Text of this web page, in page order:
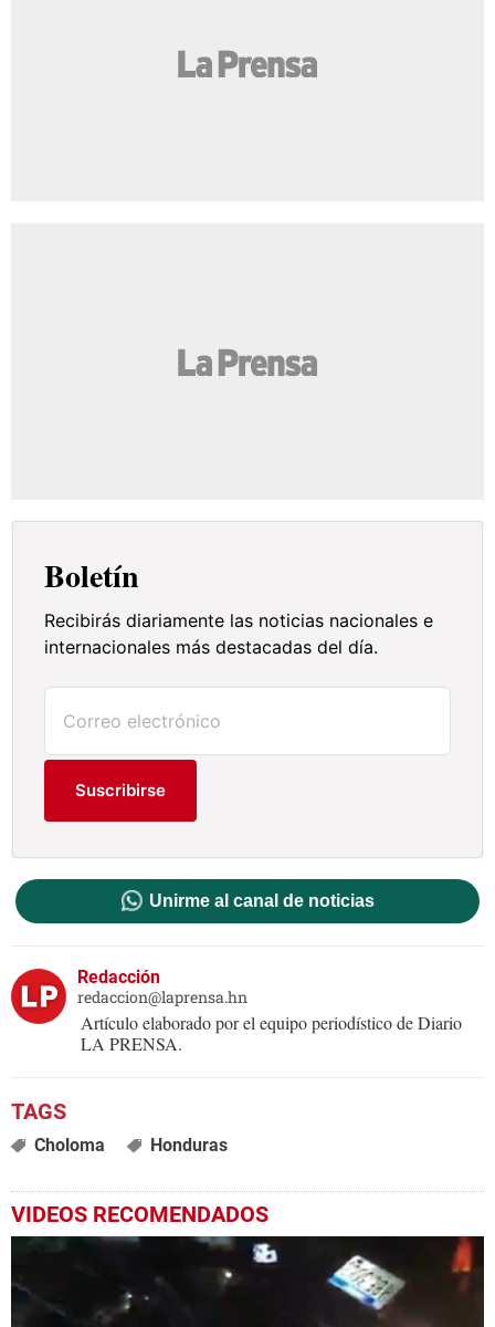
Boletín
Recibirás diariamente las noticias nacionales e
internacionales más destacadas del día.
Suscribirse
Unirme al canal de noticias
Redacción
redaccion@laprensa.hn
Artículo elaborado por el equipo periodístico de Diario
LA PRENSA.
Choloma Honduras
VIDEOS RECOMENDADOS